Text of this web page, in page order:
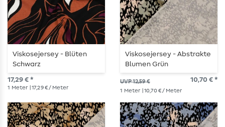
Viskosejersey - Blüten
Schwarz
17,29 € *
1 Meter | 17,29 € / Meter
Viskosejersey - Abstrakte
Blumen Grün
UVP 12,59 € 10,70 € *
1 Meter | 10,70 € / Meter